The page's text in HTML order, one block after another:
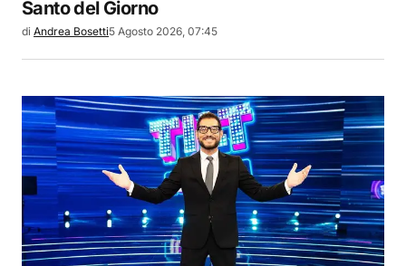
Santo del Giorno
di Andrea Bosetti5 Agosto 2026, 07:45